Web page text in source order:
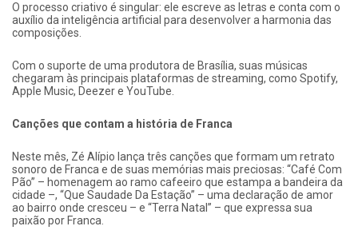
O processo criativo é singular: ele escreve as letras e conta com o
auxílio da inteligência artificial para desenvolver a harmonia das
composições.
Com o suporte de uma produtora de Brasília, suas músicas
chegaram às principais plataformas de streaming, como Spotify,
Apple Music, Deezer e YouTube.
Canções que contam a história de Franca
Neste mês, Zé Alípio lança três canções que formam um retrato
sonoro de Franca e de suas memórias mais preciosas: “Café Com
Pão” – homenagem ao ramo cafeeiro que estampa a bandeira da
cidade –, “Que Saudade Da Estação” – uma declaração de amor
ao bairro onde cresceu – e “Terra Natal” – que expressa sua
paixão por Franca.